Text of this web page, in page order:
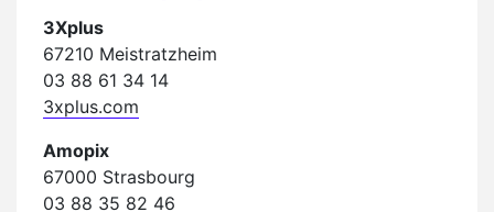
3Xplus
67210 Meistratzheim
03 88 61 34 14
3xplus.com
Amopix
67000 Strasbourg
03 88 35 82 46